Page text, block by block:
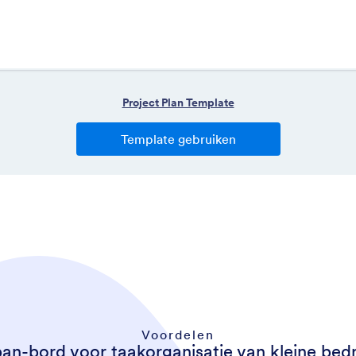
Voordelen
bord voor taakorganisatie van kleine